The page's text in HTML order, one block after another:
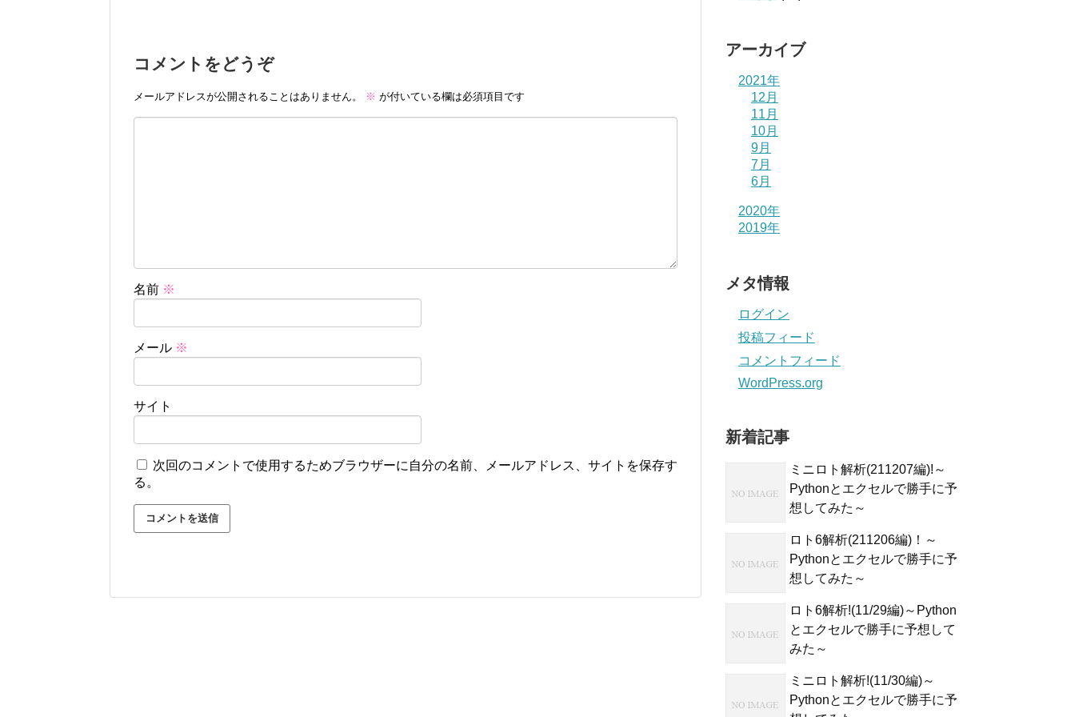
コメントをどうぞ
メールアドレスが公開されることはありません。 ※ が付いている欄は必須項目です
名前 ※
メール ※
サイト
次回のコメントで使用するためブラウザーに自分の名前、メールアドレス、サイトを保存す
る。
アーカイブ
2021年
12月
11月
10月
9月
7月
6月
2020年
2019年
メタ情報
ログイン
投稿フィード
コメントフィード
WordPress.org
新着記事
ミニロト解析(211207編)!～
Pythonとエクセルで勝手に予
想してみた～
ロト6解析(211206編)！～
Pythonとエクセルで勝手に予
想してみた～
ロト6解析!(11/29編)～Python
とエクセルで勝手に予想して
みた～
ミニロト解析!(11/30編)～
Pythonとエクセルで勝手に予